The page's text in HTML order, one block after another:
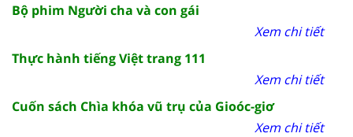
Bộ phim Người cha và con gái
Xem chi tiết
Thực hành tiếng Việt trang 111
Xem chi tiết
Cuốn sách Chìa khóa vũ trụ của Gioóc-giơ
Xem chi tiết